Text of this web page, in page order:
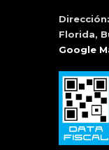
Dirección:
Florida,
Google